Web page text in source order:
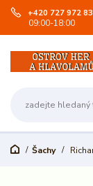
+420 727 972
09:00-18:00
Šachy